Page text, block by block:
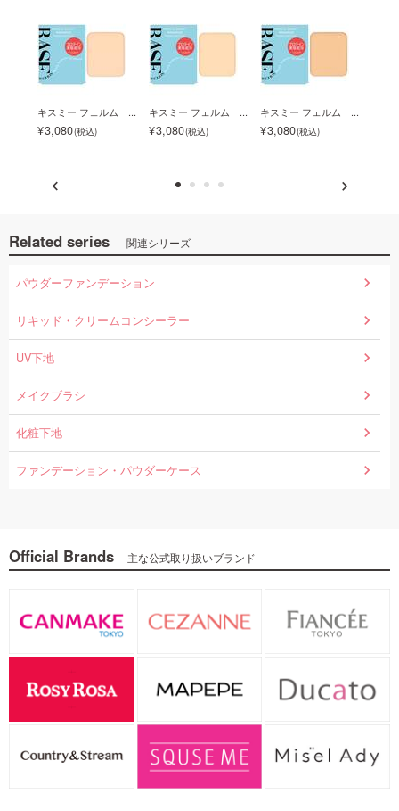
キスミー フェルム ...
3,080
キスミー フェルム ...
3,080
キスミー フェルム ...
3,080
Related series 関連シリーズ
パウダーファンデーション
リキッド・クリームコンシーラー
UV下地
メイクブラシ
化粧下地
ファンデーション・パウダーケース
Official Brands 主な公式取り扱いブランド